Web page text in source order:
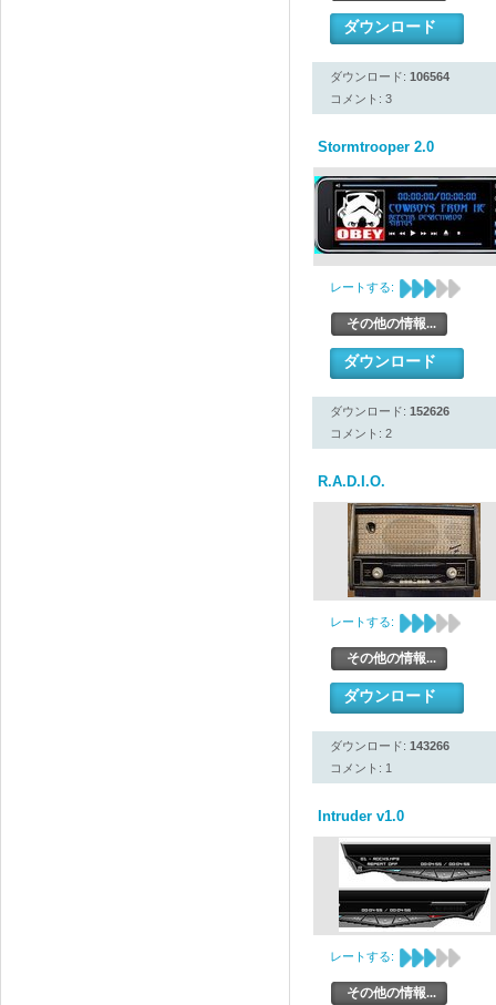
ダウンロード
ダウンロード: 106564
コメント: 3
Stormtrooper 2.0
レートする:
その他の情報...
ダウンロード
ダウンロード: 152626
コメント: 2
R.A.D.I.O.
レートする:
その他の情報...
ダウンロード
ダウンロード: 143266
コメント: 1
Intruder v1.0
レートする:
その他の情報...